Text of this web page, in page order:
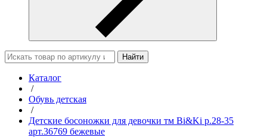
Найти
Каталог
/
Обувь детская
/
Детские босоножки для девочки тм Bi&Ki р.28-35
арт.36769 бежевые